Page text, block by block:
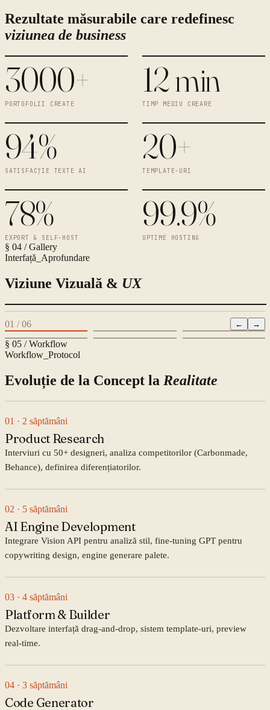
Rezultate măsurabile care redefinesc
viziunea de business
3000+
PORTOFOLII CREATE
12 min
TIMP MEDIU CREARE
94%
SATISFACȚIE TEXTE AI
20+
TEMPLATE-URI
78%
EXPORT & SELF-HOST
99.9%
UPTIME HOSTING
§ 04 / Gallery
Interfață_Aprofundare
Viziune Vizuală & UX
01 /06 ← →
§ 05 / Workflow
Workflow_Protocol
Evoluție de la Concept la Realitate
01 · 2 săptămâni
Product Research
Interviuri cu 50+ designeri, analiza competitorilor (Carbonmade,
Behance), definirea diferențiatorilor.
02 · 5 săptămâni
AI Engine Development
Integrare Vision API pentru analiză stil, fine-tuning GPT pentru
copywriting design, engine generare palete.
03 · 4 săptămâni
Platform & Builder
Dezvoltare interfață drag-and-drop, sistem template-uri, preview
real-time.
04 · 3 săptămâni
Code Generator